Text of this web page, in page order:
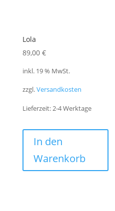
Lola
89,00 €
inkl. 19 % MwSt.
zzgl.Versandkosten
Lieferzeit:2-4 Werktage
In den
Warenkorb